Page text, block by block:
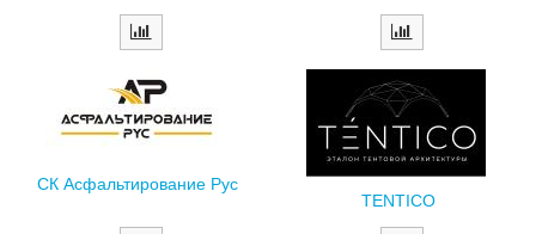
СК Асфальтирование Рус
TENTICO